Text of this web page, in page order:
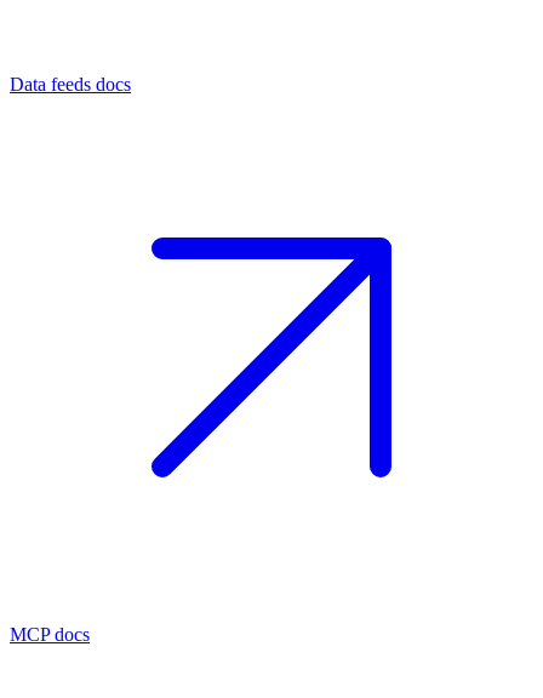
Data feeds docs
MCP docs